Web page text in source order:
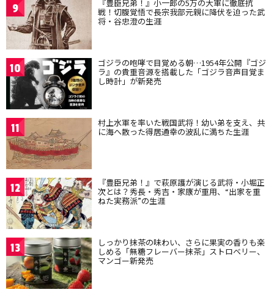
9 『豊臣兄弟！』小一郎の5万の大軍に徹底抗
戦！切腹覚悟で長宗我部元親に降伏を迫った武
将・谷忠澄の生涯
10 ゴジラの咆哮で目覚める朝…1954年公開『ゴジ
ラ』の貴重音源を搭載した「ゴジラ音声目覚ま
し時計」が新発売
11 村上水軍を率いた戦国武将！幼い弟を支え、共
に海へ散った得居通幸の波乱に満ちた生涯
12 『豊臣兄弟！』で萩原護が演じる武将・小堀正
次とは？秀長・秀吉・家康が重用、“出家を重
ねた実務派”の生涯
13 しっかり抹茶の味わい、さらに果実の香りも楽
しめる「無糖フレーバー抹茶」ストロベリー、
マンゴー新発売